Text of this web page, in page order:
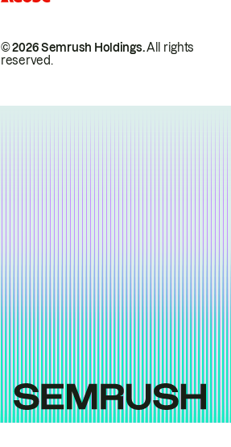
© 2026 Semrush Holdings.All rights
reserved.